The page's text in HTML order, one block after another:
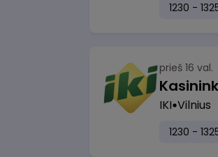
1230 -
prieš 16 val.
IKI Vilnius
1230 -